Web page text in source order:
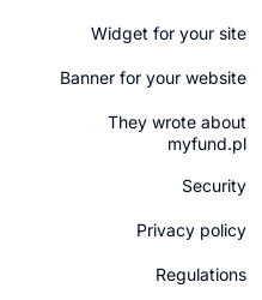
Widget for your site
Banner for your website
They wrote about
myfund.pl
Security
Privacy policy
Regulations